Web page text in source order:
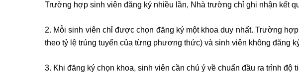
Trường hợp sinh viên đăng ký nhiều lần, Nhà trường chỉ ghi nhận kết
2. Mỗi sinh viên chỉ được chọn đăng ký một khoa duy nhất. Trường
theo tỷ lệ trúng tuyển của từng phương thức) và sinh viên không đăng
3. Khi đăng ký chọn khoa, sinh viên cần chú ý về chuẩn đầu ra trình độ